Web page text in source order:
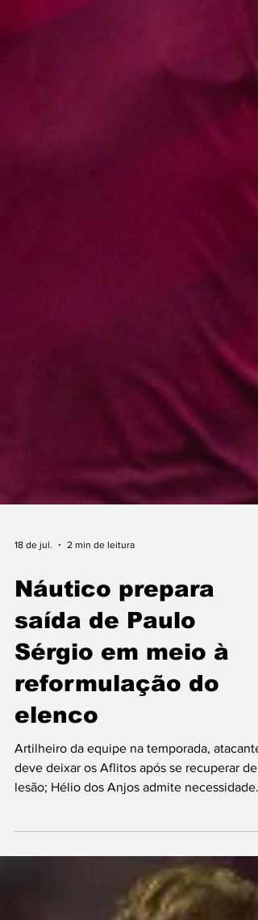
Náutico prepara
saída de Paulo
Sérgio em meio à
reformulação do
elenco
deve deixar os Aflitos após se recuperar de
de reduzir a folha salarial. Foto: Gabriel
França/CNC A reformulação do elenco do
Náutico segue em andamento e deve